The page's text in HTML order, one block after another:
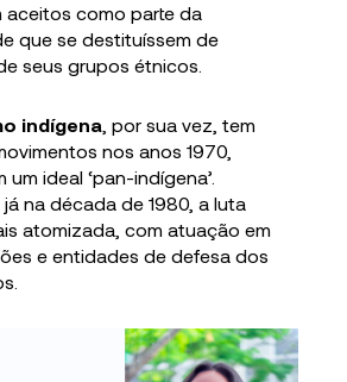
aceitos como parte da
que se destituíssem de
seus grupos étnicos.
indígena , por sua vez, tem
nos anos 1970,
ideal ‘pan-indígena’.
na década de 1980, a luta
atomizada, com atuação em
e entidades de defesa dos